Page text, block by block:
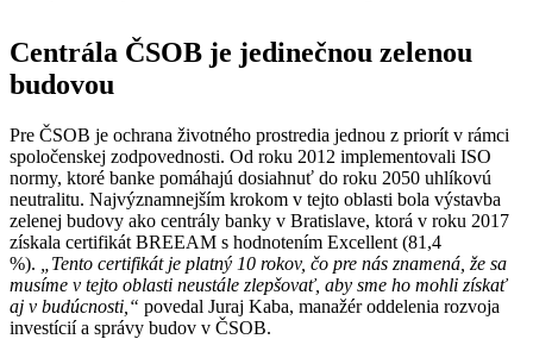
Centrála ČSOB je jedinečnou zelenou
budovou
Pre ČSOB je ochrana životného prostredia jednou z priorít v rámci
spoločenskej zodpovednosti. Od roku 2012 implementovali ISO
normy, ktoré banke pomáhajú dosiahnuť do roku 2050 uhlíkovú
neutralitu. Najvýznamnejším krokom v tejto oblasti bola výstavba
zelenej budovy ako centrály banky v Bratislave, ktorá v roku 2017
získala certifikát BREEAM s hodnotením Excellent (81,4
%).
„Tento certifikát je platný 10 rokov, čo pre nás znamená, že sa
musíme v tejto oblasti neustále zlepšovať, aby sme ho mohli získať
aj v budúcnosti,“ povedal Juraj Kaba, manažér oddelenia rozvoja
investícií a správy budov v ČSOB.